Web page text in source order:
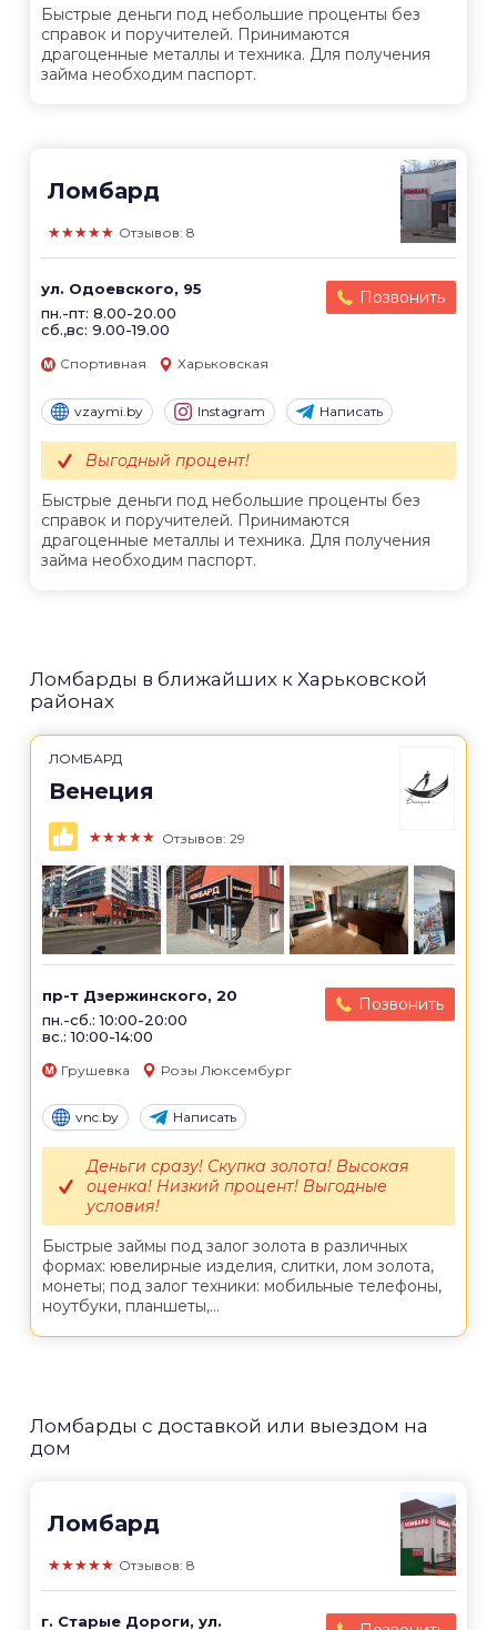
Быстрые деньги под небольшие проценты без
справок и поручителей. Принимаются
драгоценные металлы и техника. Для получения
займа необходим паспорт.
Ломбард
★★★★★ Отзывов: 8
ул. Одоевского, 95
пн.-пт: 8.00-20.00
сб.,вс: 9.00-19.00
Позвонить
Спортивная Харьковская
vzaymi.by Instagram Написать
Быстрые деньги под небольшие проценты без
справок и поручителей. Принимаются
драгоценные металлы и техника. Для получения
займа необходим паспорт.
Выгодный процент!
Ломбарды в ближайших к Харьковской
районах
ЛОМБАРД
Венеция
★★★★★ Отзывов: 29
пр-т Дзержинского, 20
пн.-сб.: 10:00-20:00
вс.: 10:00-14:00
Позвонить
Грушевка Розы Люксембург
vnc.by Написать
Быстрые займы под залог золота в различных
формах: ювелирные изделия, слитки, лом золота,
монеты; под залог техники: мобильные телефоны,
ноутбуки, планшеты,...
Деньги сразу! Скупка золота! Высокая
оценка! Низкий процент! Выгодные
условия!
Ломбарды с доставкой или выездом на
дом
Ломбард
★★★★★ Отзывов: 8
г. Старые Дороги, ул.